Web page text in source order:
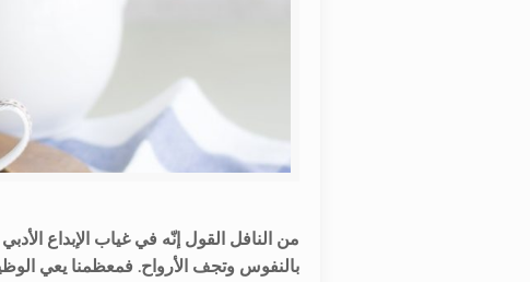
من النافل القول إنّه في غياب الإبداع
بالنفوس وتجف الأرواح. فمعظمنا يعي